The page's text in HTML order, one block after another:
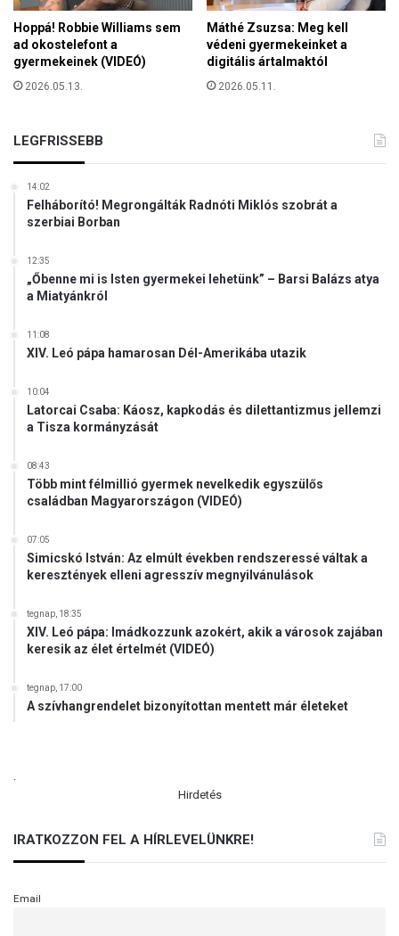
Hoppá! Robbie Williams sem
ad okostelefont a
gyermekeinek (VIDEÓ)
2026.05.13.
Máthé Zsuzsa: Meg kell
védeni gyermekeinket a
digitális ártalmaktól
2026.05.11.
LEGFRISSEBB
14:02
Felháborító! Megrongálták Radnóti Miklós szobrát a
szerbiai Borban
12:35
„Őbenne mi is Isten gyermekei lehetünk” – Barsi Balázs atya
a Miatyánkról
11:08
XIV. Leó pápa hamarosan Dél-Amerikába utazik
10:04
Latorcai Csaba: Káosz, kapkodás és dilettantizmus jellemzi
a Tisza kormányzását
08:43
Több mint félmillió gyermek nevelkedik egyszülős
családban Magyarországon (VIDEÓ)
07:05
Simicskó István: Az elmúlt években rendszeressé váltak a
keresztények elleni agresszív megnyilvánulások
tegnap, 18:35
XIV. Leó pápa: Imádkozzunk azokért, akik a városok zajában
keresik az élet értelmét (VIDEÓ)
tegnap, 17:00
A szívhangrendelet bizonyítottan mentett már életeket
.
Hirdetés
IRATKOZZON FEL A HÍRLEVELÜNKRE!
Email